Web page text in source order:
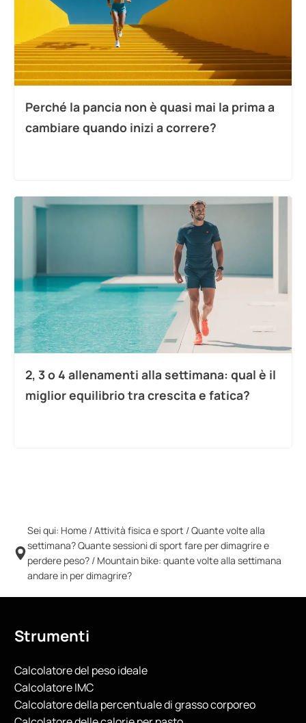
Perché la pancia non è quasi mai la prima a
cambiare quando inizi a correre?
2, 3 o 4 allenamenti alla settimana: qual è il
miglior equilibrio tra crescita e fatica?
Sei qui: Home /Attività fisica e sport /Quante volte alla
settimana? Quante sessioni di sport fare per dimagrire e
perdere peso? / Mountain bike: quante volte alla settimana
andare in per dimagrire?
Strumenti
Calcolatore del peso ideale
Calcolatore IMC
Calcolatore della percentuale di grasso corporeo